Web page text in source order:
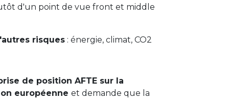
d'un point de vue front et middle
risques : énergie, climat, CO2
de position AFTE sur la
européenne et demande que la